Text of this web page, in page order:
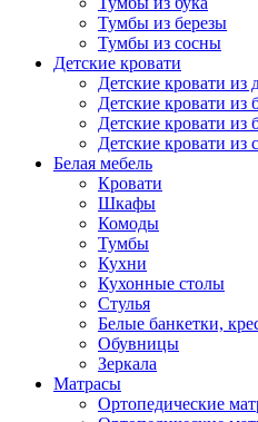
Тумбы из березы
Тумбы из сосны
Детские кровати
Детские кровати из
Детские кровати из
Детские кровати из
Детские кровати из
Белая мебель
Кровати
Шкафы
Комоды
Тумбы
Кухни
Кухонные столы
Стулья
Белые банкетки,
Обувницы
Зеркала
Матрасы
Ортопедические